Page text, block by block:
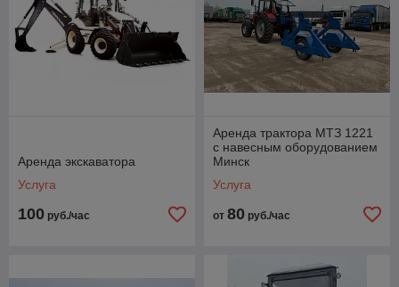
обеспечения современных норм качества и безопасности
нужны соответствующие машины и оборудование. Аренда
спецтехники в Минске— оптимальный вариант как для
физических, так и для юридических лиц. Вы платите только
тогда, когда пользуетесь оборудованием, не отдаете деньги
за его простой и обслуживание.
Аренда экскаватора
Услуга
100 руб./час
Аренда трактора МТЗ 1221
с навесным оборудованием
Минск
Услуга
от 80 руб./час